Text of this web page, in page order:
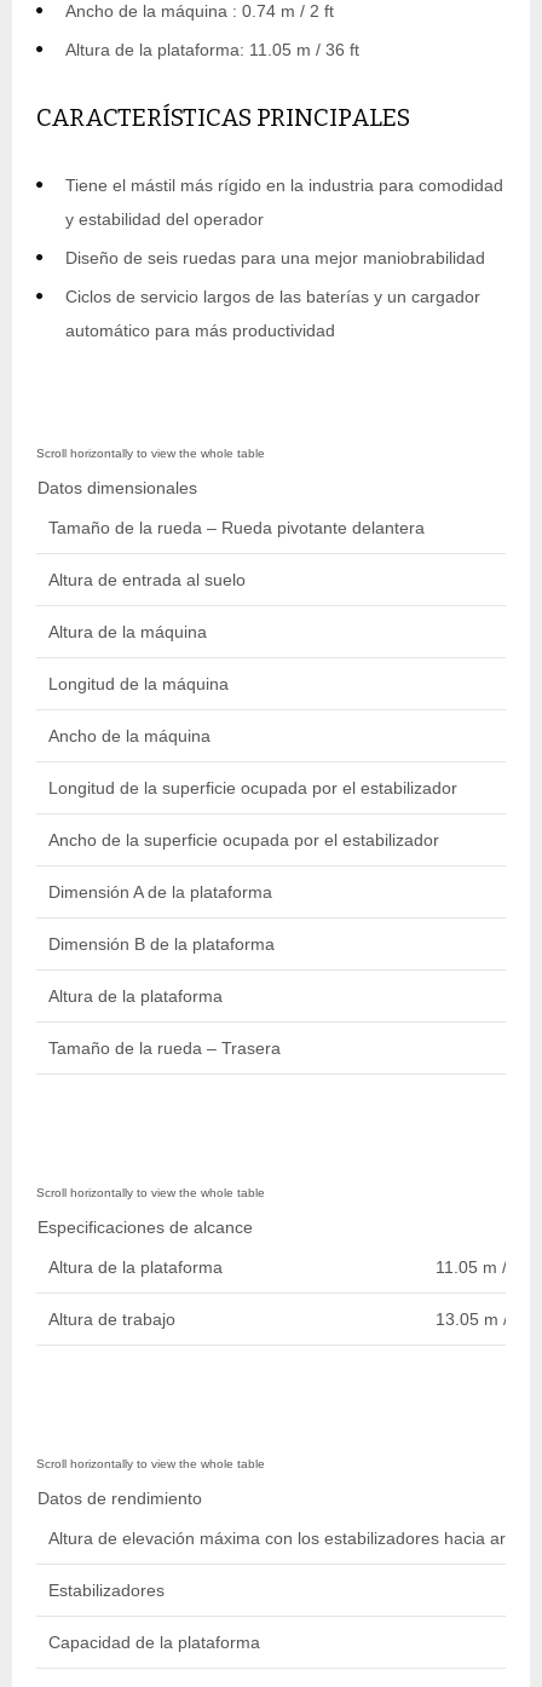
Ancho de la máquina : 0.74 m / 2 ft
Altura de la plataforma: 11.05 m / 36 ft
CARACTERÍSTICAS PRINCIPALES
Tiene el mástil más rígido en la industria para comodidad
y estabilidad del operador
Diseño de seis ruedas para una mejor maniobrabilidad
Ciclos de servicio largos de las baterías y un cargador
automático para más productividad
Datos dimensionales
Tamaño de la rueda – Rueda pivotante delantera
Altura de entrada al suelo
Altura de la máquina
Longitud de la máquina
Ancho de la máquina
Longitud de la superficie ocupada por el estabilizador
Ancho de la superficie ocupada por el estabilizador
Dimensión A de la plataforma
Dimensión B de la plataforma
Altura de la plataforma
Tamaño de la rueda – Trasera
Especificaciones de alcance
Altura de la plataforma 11.05 m / 36
Altura de trabajo 13.05 m / 43
Datos de rendimiento
Altura de elevación máxima con los estabilizadores hacia arriba
Estabilizadores
Capacidad de la plataforma